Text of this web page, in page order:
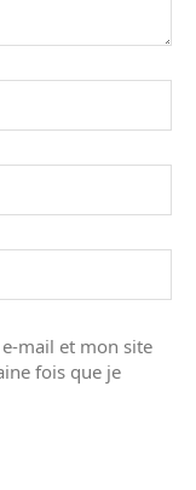
mail et mon site
fois que je